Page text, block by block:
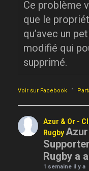
Ce problème
que le
qu’avec un
modifié qui
supprimé.
Voir sur Facebook ·
Azur & Or -
Rugby
Rugby a
1 semaine il y a